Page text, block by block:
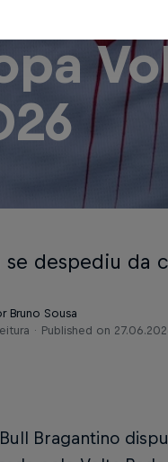
se despediu da
Bruno Sousa
Published on
Bragantino